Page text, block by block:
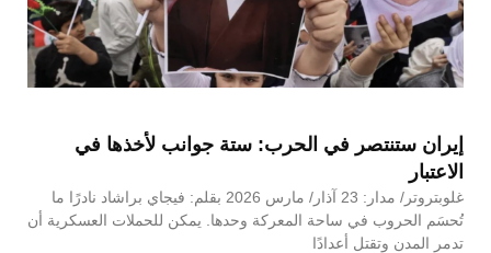
إيران ستنتصر في الحرب: ستة جوانب لأخذها في
الاعتبار
غلوبتروتر/ مدار: 23 آذار/ مارس 2026 بقلم: فيجاي براشاد نادرًا ما
تُحسَم الحروب في ساحة المعركة وحدها. يمكن للحملات العسكرية أن
تدمر المدن وتقتل أعدادًا